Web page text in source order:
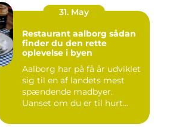
31. May
Restaurant aalborg sådan
finder du den rette
oplevelse i byen
Aalborg har på få år udviklet
sig til en af landets mest
spændende madbyer.
Uanset om du er til hurt...